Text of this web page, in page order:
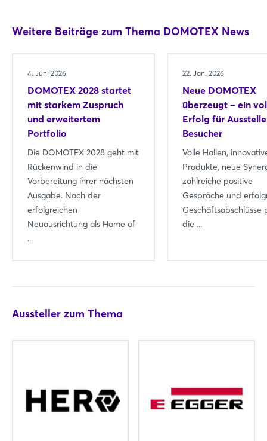
Weitere Beiträge zum Thema DOMOTEX News
4. Juni 2026
DOMOTEX 2028 startet
mit starkem Zuspruch
und erweitertem
Portfolio
Die DOMOTEX 2028 geht mit
Rückenwind in die
Vorbereitung ihrer nächsten
Ausgabe. Nach der
erfolgreichen
Neuausrichtung als Home of
...
22. Jan. 2026
Neue DOMOTEX
überzeugt – ein
Erfolg für
Besucher
Volle Hallen,
Produkte, neue
zahlreiche positive
Gespräche und
Geschäftsabschlüsse
die ...
Aussteller zum Thema
Einloggen